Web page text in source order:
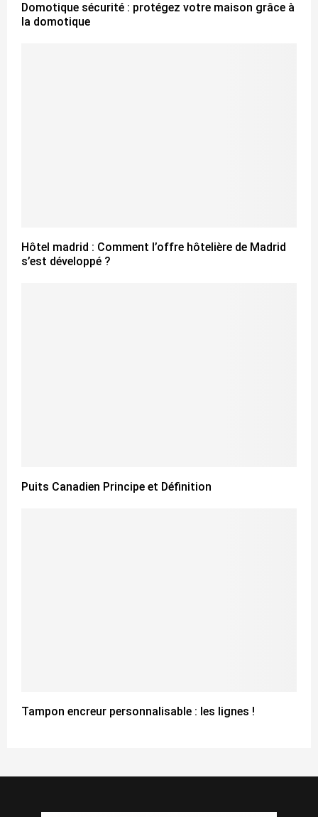
Domotique sécurité : protégez votre maison grâce à
la domotique
Hôtel madrid : Comment l’offre hôtelière de Madrid
s’est développé ?
Puits Canadien Principe et Définition
Tampon encreur personnalisable : les lignes !